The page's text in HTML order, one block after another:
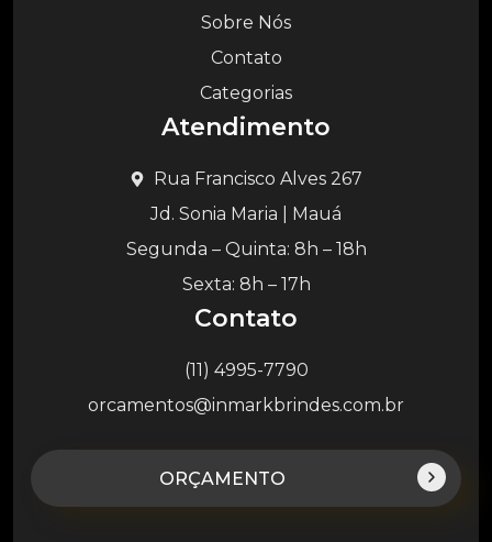
Sobre Nós
Contato
Categorias
Atendimento
Rua Francisco Alves 267
Jd. Sonia Maria | Mauá
Segunda – Quinta: 8h – 18h
Sexta: 8h – 17h
Contato
(11) 4995-7790
orcamentos@inmarkbrindes.com.br
ORÇAMENTO